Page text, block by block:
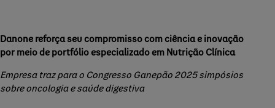
Danone reforça seu compromisso com ciência e inovação
por meio de portfólio especializado em Nutrição Clínica
Empresa traz para o Congresso Ganepão 2025 simpósios
sobre oncologia e saúde digestiva